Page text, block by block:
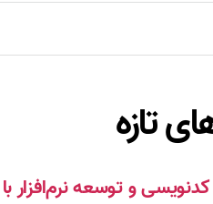
تازه
کدنویسی و توسعه